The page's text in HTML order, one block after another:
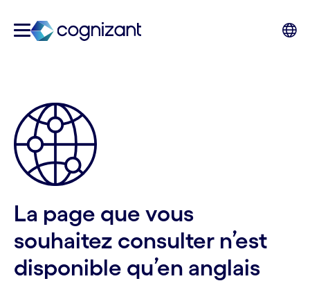
La page que vous
souhaitez consulter n’est
disponible qu’en anglais